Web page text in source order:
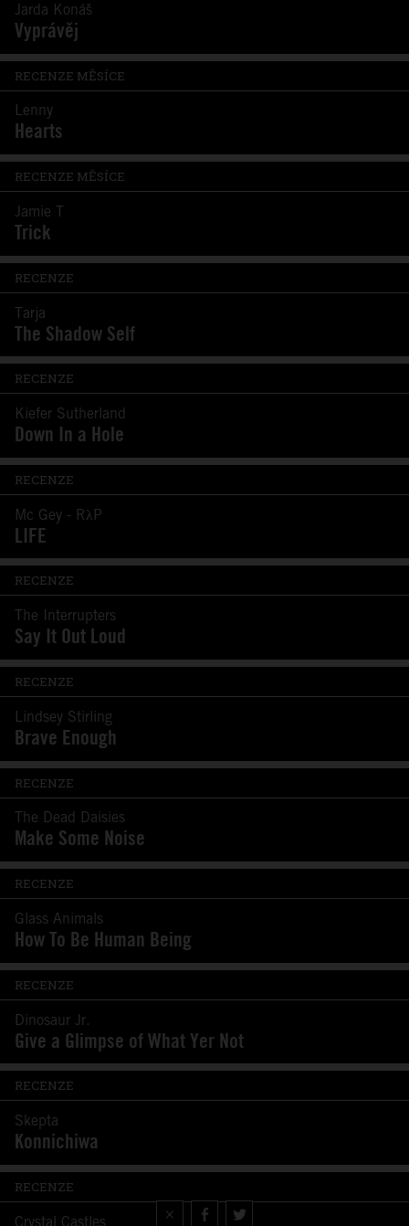
×
Jarda Konáš
Vyprávěj
RECENZE MĚSÍCE
Lenny
Hearts
RECENZE MĚSÍCE
Jamie T
Trick
RECENZE
Tarja
The Shadow Self
RECENZE
Kiefer Sutherland
Down In a Hole
RECENZE
Mc Gey - RλP
LIFE
RECENZE
The Interrupters
Say It Out Loud
RECENZE
Lindsey Stirling
Brave Enough
RECENZE
The Dead Daisies
Make Some Noise
RECENZE
Glass Animals
How To Be Human Being
RECENZE
Dinosaur Jr.
Give a Glimpse of What Yer Not
RECENZE
Skepta
Konnichiwa
RECENZE
Crystal Castles